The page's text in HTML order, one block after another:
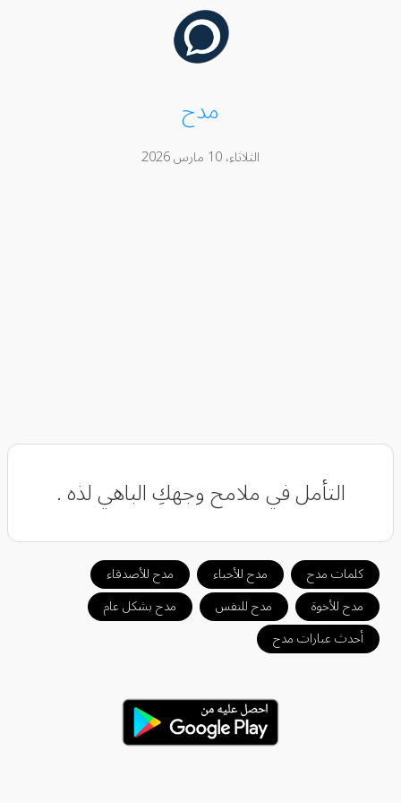
مدح
الثلاثاء، 10 مارس 2026
التأمل في ملامح وجهكِ الباهي لذه .
كلمات مدح مدح للأحباء
مدح للأصدقاء
مدح للأخوة
مدح للنفس
مدح بشكل عام
أحدث عبارات مدح